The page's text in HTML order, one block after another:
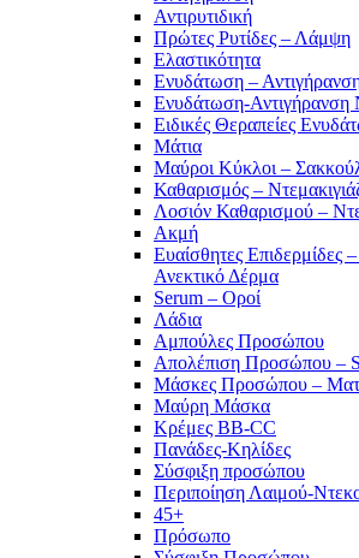
Αντιρυτιδική
Πρώτες Ρυτίδες – Λάμψη
Ελαστικότητα
Ενυδάτωση –
Ενυδάτωση-Αντιγήρανση
Ειδικές Θεραπείες
Μάτια
Μαύροι Κύκλοι –
Καθαρισμός –
Λοσιόν Καθαρισμού –
Ακμή
Ευαίσθητες Επιδερμίδες
Ανεκτικό Δέρμα
Serum – Οροί
Λάδια
Αμπούλες Προσώπου
Απολέπιση Προσώπου –
Μάσκες Προσώπου –
Μαύρη Μάσκα
Κρέμες BB-CC
Πανάδες-Κηλίδες
Σύσφιξη προσώπου
Περιποίηση Λαιμού-
45+
Πρόσωπο